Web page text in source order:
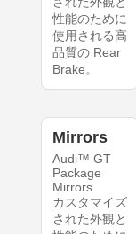
性能のために
使用される高
品質の Rear
Brake。
Mirrors
Audi™ GT
Package
Mirrors
カスタマイズ
された外観と